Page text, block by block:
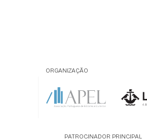
ORGANIZAÇÃO
PATROCINADOR PRINCIPAL